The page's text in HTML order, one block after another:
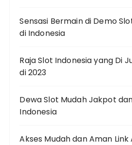
Sensasi Bermain di Demo
di Indonesia
Raja Slot Indonesia yang Di
di 2023
Dewa Slot Mudah Jakpot
Indonesia
Akses Mudah dan Aman